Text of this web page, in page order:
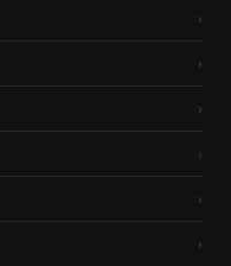
›
›
›
›
›
›